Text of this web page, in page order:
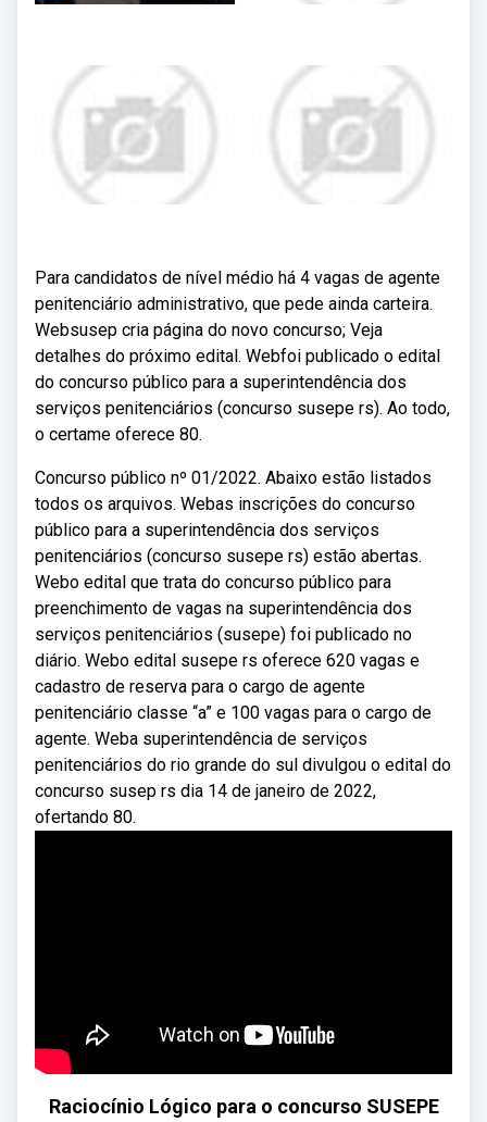
Para candidatos de nível médio há 4 vagas de agente
penitenciário administrativo, que pede ainda carteira.
Websusep cria página do novo concurso; Veja
detalhes do próximo edital. Webfoi publicado o edital
do concurso público para a superintendência dos
serviços penitenciários (concurso susepe rs). Ao todo,
o certame oferece 80.
Concurso público nº 01/2022. Abaixo estão listados
todos os arquivos. Webas inscrições do concurso
público para a superintendência dos serviços
penitenciários (concurso susepe rs) estão abertas.
Webo edital que trata do concurso público para
preenchimento de vagas na superintendência dos
serviços penitenciários (susepe) foi publicado no
diário. Webo edital susepe rs oferece 620 vagas e
cadastro de reserva para o cargo de agente
penitenciário classe “a” e 100 vagas para o cargo de
agente. Weba superintendência de serviços
penitenciários do rio grande do sul divulgou o edital do
concurso susep rs dia 14 de janeiro de 2022,
ofertando 80.
Raciocínio Lógico para o concurso SUSEPE